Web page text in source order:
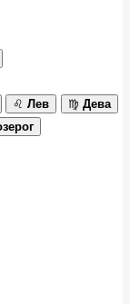
♌ Лев ♍ Дева